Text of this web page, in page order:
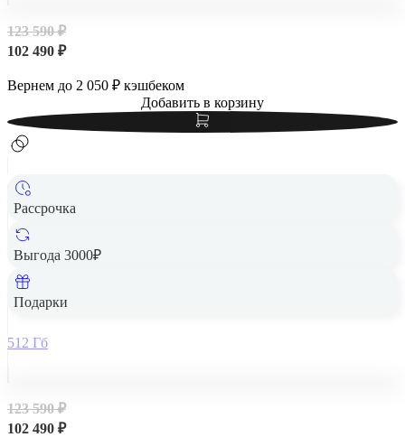
123 590 ₽
102 490 ₽
Вернем до 2 050 ₽ кэшбеком
Добавить в корзину
Рассрочка
Выгода 3000₽
Подарки
Apple iPad Air 13" (M2, 2024, 6 gen) Wi-Fi 512Gb Purple,
512 Гб
123 590 ₽
102 490 ₽